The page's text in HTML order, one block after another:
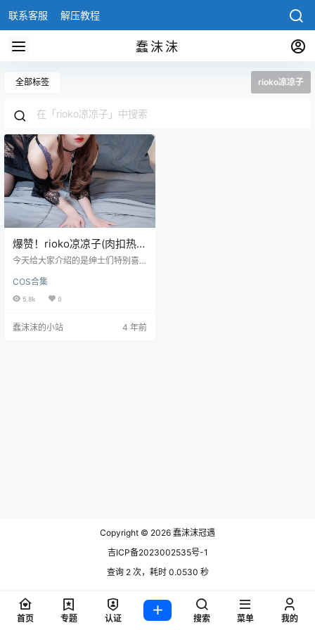
联系客服 解压教程
蠢沫沫
全部标签 rioko凉凉子
爆赞！rioko凉凉子(肉扣热热
子)最新92套cos图片欣赏
今天给大家介绍的是绅士们特别喜
子，她也是在微博活动的比较多，
现在粉丝已经接近百万了，和过期
还有个名字叫肉扣热热子，算是她
COS合集
5.8k 0
蠢沫沫的小站 4 年前
Copyright © 2026 蠢沫沫冠遇
吉ICP备2023002535号-1
查询 2 次，耗时 0.0530 秒
首页 专题 认证 搜索 菜单 我的